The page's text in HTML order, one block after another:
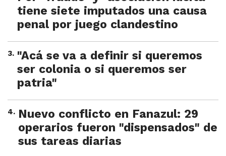
tiene siete imputados una causa
penal por juego clandestino
3. "Acá se va a definir si queremos
ser colonia o si queremos ser
patria"
4. Nuevo conflicto en Fanazul: 29
operarios fueron "dispensados" de
sus tareas diarias